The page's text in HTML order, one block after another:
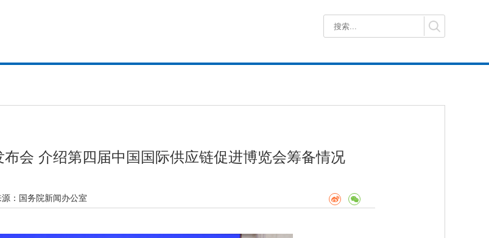
会 介绍第四届中国国际供应链促进博览会筹备情况
： 国务院新闻办公室